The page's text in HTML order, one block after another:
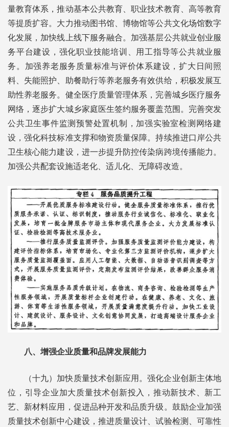
量教育体系，推动基本公共教育、职业技术教育、高等教育
等提质扩容。大力推动图书馆、博物馆等公共文化场馆数字
化发展，加快线上线下服务融合。加强基层公共就业创业服
务平台建设，强化职业技能培训、用工指导等公共就业服
务。加强养老服务质量标准与评价体系建设，扩大日间照
料、失能照护、助餐助行等养老服务有效供给，积极发展互
助性养老服务。健全医疗质量管理体系，完善城乡医疗服务
网络，逐步扩大城乡家庭医生签约服务覆盖范围。完善突发
公共卫生事件监测预警处置机制，加强实验室检测网络建
设，强化科技标准支撑和物资质量保障。持续推进口岸公共
卫生核心能力建设，进一步提升防控传染病跨境传播能力。
加强公共配套设施适老化、适儿化、无障碍改造。
八、增强企业质量和品牌发展能力
（十九）加快质量技术创新应用。强化企业创新主体地
位，引导企业加大质量技术创新投入，推动新技术、新工
艺、新材料应用，促进品种开发和品质升级。鼓励企业加强
质量技术创新中心建设，推进质量设计、试验检测、可靠性